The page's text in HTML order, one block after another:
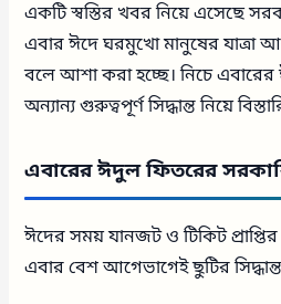
একটি স্বস্তির খবর নিয়ে এসেছে
এবার ঈদে ঘরমুখো মানুষের যাত্রা
বলে আশা করা হচ্ছে। নিচে এবারের
অন্যান্য গুরুত্বপূর্ণ সিদ্ধান্ত নিয়ে
এবারের ঈদুল ফিতরের
ঈদের সময় যানজট ও টিকিট
এবার বেশ আগেভাগেই ছুটির